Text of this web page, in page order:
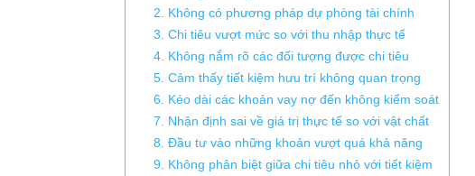
2. Không có phương pháp dự phòng tài chính
3. Chi tiêu vượt mức so với thu nhập thực tế
4. Không nắm rõ các đối tượng được chi tiêu
5. Cảm thấy tiết kiệm hưu trí không quan trọng
6. Kéo dài các khoản vay nợ đến không kiểm soát
7. Nhận định sai về giá trị thực tế so với vật chất
8. Đầu tư vào những khoản vượt quá khả năng
9. Không phân biệt giữa chi tiêu nhỏ với tiết kiệm